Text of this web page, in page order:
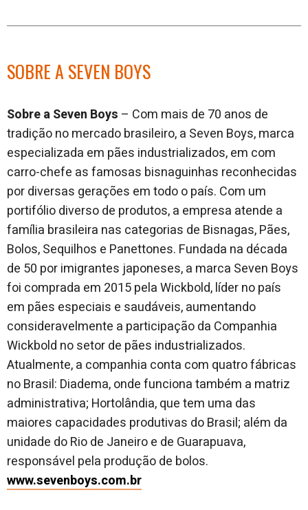
SOBRE A SEVEN BOYS
Sobre a Seven Boys – Com mais de 70 anos de
tradição no mercado brasileiro, a Seven Boys, marca
especializada em pães industrializados, em com
carro-chefe as famosas bisnaguinhas reconhecidas
por diversas gerações em todo o país. Com um
portifólio diverso de produtos, a empresa atende a
família brasileira nas categorias de Bisnagas, Pães,
Bolos, Sequilhos e Panettones. Fundada na década
de 50 por imigrantes japoneses, a marca Seven Boys
foi comprada em 2015 pela Wickbold, líder no país
em pães especiais e saudáveis, aumentando
consideravelmente a participação da Companhia
Wickbold no setor de pães industrializados.
Atualmente, a companhia conta com quatro fábricas
no Brasil: Diadema, onde funciona também a matriz
administrativa; Hortolândia, que tem uma das
maiores capacidades produtivas do Brasil; além da
unidade do Rio de Janeiro e de Guarapuava,
responsável pela produção de bolos.
www.sevenboys.com.br